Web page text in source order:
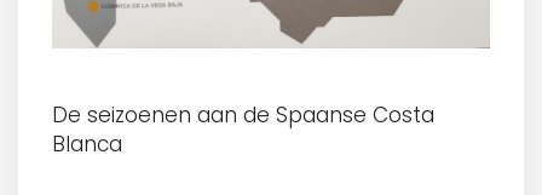
De seizoenen aan de Spaanse Costa
Blanca